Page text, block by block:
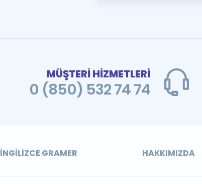
MÜŞTERİ HİZMETLERİ
0 (850) 532 74 74
İNGILIZCE GRAMER HAKKIMIZDA